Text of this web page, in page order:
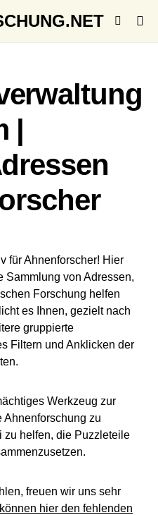
|
für Ahnenforscher! Hier
Sammlung von Adressen,
Forschung helfen
es Ihnen, gezielt nach
gruppierte
Filtern und Anklicken der
Werkzeug zur
Ahnenforschung zu
zu helfen, die Puzzleteile
freuen wir uns sehr
hier den fehlenden